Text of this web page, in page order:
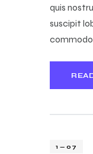
quis
suscipit
1 — 07